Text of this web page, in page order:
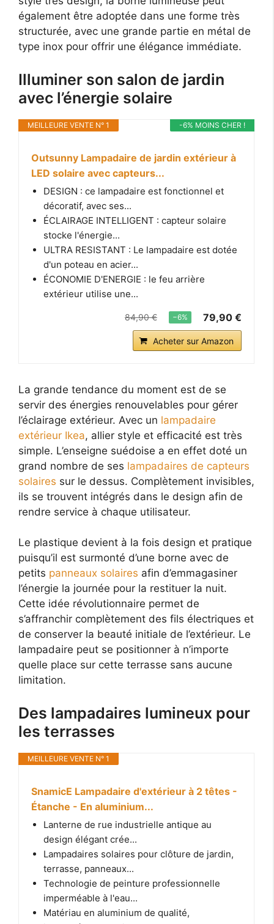
également être adoptée dans une forme très
structurée, avec une grande partie en métal de
type inox pour offrir une élégance immédiate.
Illuminer son salon de jardin
avec l’énergie solaire
-6% MOINS CHER !
MEILLEURE VENTE N° 1
Outsunny Lampadaire de jardin extérieur à
LED solaire avec capteurs...
DESIGN : ce lampadaire est fonctionnel et
décoratif, avec ses...
ÉCLAIRAGE INTELLIGENT : capteur solaire
stocke l'énergie...
ULTRA RESISTANT : Le lampadaire est dotée
d'un poteau en acier...
ÉCONOMIE D'ENERGIE : le feu arrière
extérieur utilise une...
84,90 € −6% 79,90 €
Acheter sur Amazon
La grande tendance du moment est de se
servir des énergies renouvelables pour gérer
l’éclairage extérieur. Avec un lampadaire
extérieur Ikea, allier style et efficacité est très
simple. L’enseigne suédoise a en effet doté un
grand nombre de ses lampadaires de capteurs
solaires sur le dessus. Complètement invisibles,
ils se trouvent intégrés dans le design afin de
rendre service à chaque utilisateur.
Le plastique devient à la fois design et pratique
puisqu’il est surmonté d’une borne avec de
petits panneaux solaires afin d’emmagasiner
l’énergie la journée pour la restituer la nuit.
Cette idée révolutionnaire permet de
s’affranchir complètement des fils électriques et
de conserver la beauté initiale de l’extérieur. Le
lampadaire peut se positionner à n’importe
quelle place sur cette terrasse sans aucune
limitation.
Des lampadaires lumineux pour
les terrasses
MEILLEURE VENTE N° 1
SnamicE Lampadaire d'extérieur à 2 têtes -
Étanche - En aluminium...
Lanterne de rue industrielle antique au
design élégant crée...
Lampadaires solaires pour clôture de jardin,
terrasse, panneaux...
Technologie de peinture professionnelle
imperméable à l'eau...
Matériau en aluminium de qualité,